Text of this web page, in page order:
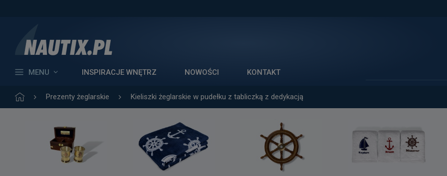
MENU INSPIRACJE WNĘTRZ NOWOŚCI KONTAKT
Prezenty żeglarskie Kieliszki żeglarskie w pudełku z tabliczką z dedykacją